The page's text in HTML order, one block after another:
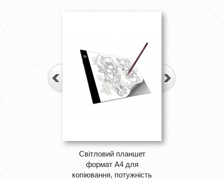
Світловий планшет
формат А4 для
копіювання, потужність